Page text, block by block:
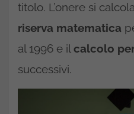
titolo. L’onere si
riserva matematica
al 1996 e il calcolo
successivi.